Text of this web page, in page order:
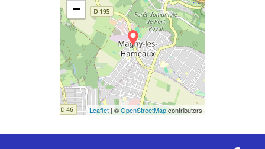
−
Leaflet| ©OpenStreetMapcontributors